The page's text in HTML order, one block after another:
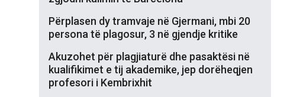
Përplasen dy tramvaje në Gjermani, mbi 20
persona të plagosur, 3 në gjendje kritike
Akuzohet për plagjiaturë dhe pasaktësi në
kualifikimet e tij akademike, jep dorëheqjen
profesori i Kembrixhit